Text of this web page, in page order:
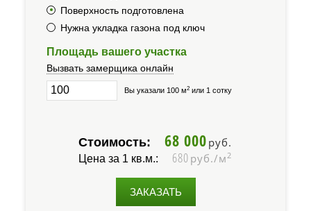
Поверхность подготовлена
Нужна укладка газона под ключ
Площадь вашего участка
Вызвать замерщика онлайн
Вы указали 100 м2 или 1 сотку
Стоимость: 68 000 руб.
Цена за 1 кв.м.: 680 руб./м2
ЗАКАЗАТЬ